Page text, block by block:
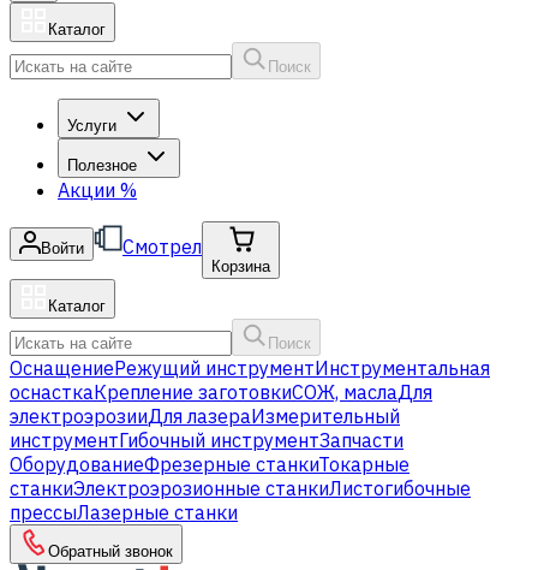
Каталог
Поиск
Услуги
Полезное
Акции %
Войти Смотрел
Корзина
Каталог
Поиск
ОснащениеРежущий инструментИнструментальная
оснасткаКрепление заготовкиСОЖ, маслаДля
электроэрозииДля лазераИзмерительный
инструментГибочный инструментЗапчасти
ОборудованиеФрезерные станкиТокарные
станкиЭлектроэрозионные станкиЛистогибочные
прессыЛазерные станки
Обратный звонок